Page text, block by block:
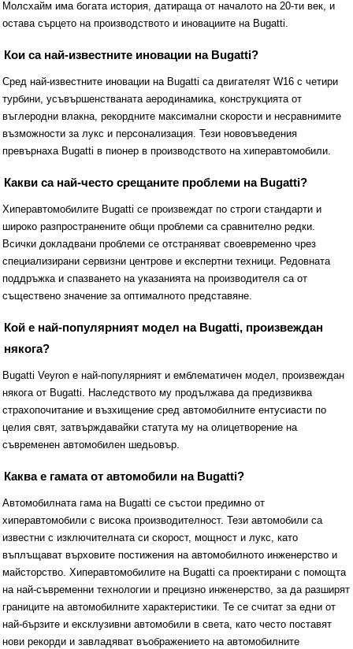
Молсхайм има богата история, датираща от началото на 20-ти век, и
остава сърцето на производството и иновациите на Bugatti.
Кои са най-известните иновации на Bugatti?
Сред най-известните иновации на Bugatti са двигателят W16 с четири
турбини, усъвършенстваната аеродинамика, конструкцията от
въглеродни влакна, рекордните максимални скорости и несравнимите
възможности за лукс и персонализация. Тези нововъведения
превърнаха Bugatti в пионер в производството на хиперавтомобили.
Какви са най-често срещаните проблеми на Bugatti?
Хиперавтомобилите Bugatti се произвеждат по строги стандарти и
широко разпространените общи проблеми са сравнително редки.
Всички докладвани проблеми се отстраняват своевременно чрез
специализирани сервизни центрове и експертни техници. Редовната
поддръжка и спазването на указанията на производителя са от
съществено значение за оптималното представяне.
Кой е най-популярният модел на Bugatti, произвеждан
някога?
Bugatti Veyron е най-популярният и емблематичен модел, произвеждан
някога от Bugatti. Наследството му продължава да предизвиква
страхопочитание и възхищение сред автомобилните ентусиасти по
целия свят, затвърждавайки статута му на олицетворение на
съвременен автомобилен шедьовър.
Каква е гамата от автомобили на Bugatti?
Автомобилната гама на Bugatti се състои предимно от
хиперавтомобили с висока производителност. Тези автомобили са
известни с изключителната си скорост, мощност и лукс, като
въплъщават върховите постижения на автомобилното инженерство и
майсторство. Хиперавтомобилите на Bugatti са проектирани с помощта
на най-съвременни технологии и прецизно инженерство, за да разширят
границите на автомобилните характеристики. Те се считат за едни от
най-бързите и ексклузивни автомобили в света, като често поставят
нови рекорди и завладяват въображението на автомобилните